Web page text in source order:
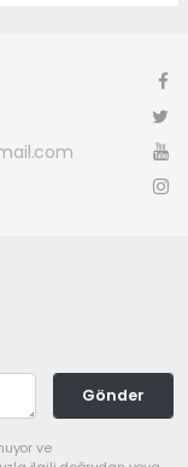
Gönder
ve